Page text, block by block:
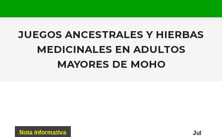
JUEGOS ANCESTRALES Y HIERBAS
MEDICINALES EN ADULTOS
MAYORES DE MOHO
Jul
Nota informativa